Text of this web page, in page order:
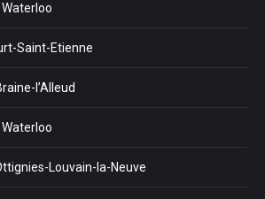
Saint-Etienne
l’Alleud
Louvain-la-Neuve